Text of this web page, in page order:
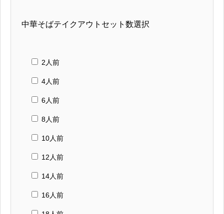
中華そばテイクアウトセット数選択
2人前
4人前
6人前
8人前
10人前
12人前
14人前
16人前